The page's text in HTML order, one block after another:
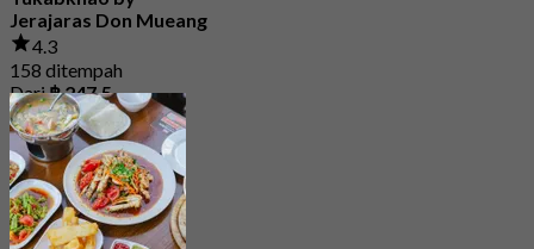
Jerajaras Don Mueang
4.3
158 ditempah
Dari฿ 247.5